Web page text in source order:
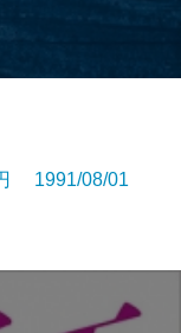
1991/08/01